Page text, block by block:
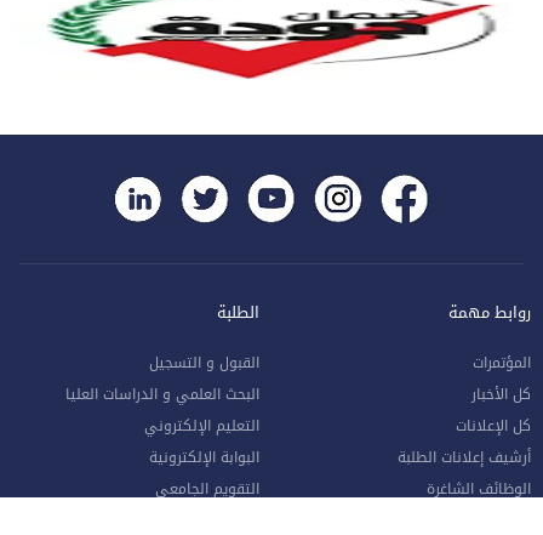
روابط مهمة
المؤتمرات
كل الأخبار
كل الإعلانات
أرشيف إعلانات الطلبة
الوظائف الشاغرة
الطلبة
القبول و التسجيل
البحث العلمي و الدراسات العليا
التعليم الإلكتروني
البوابة الإلكترونية
التقويم الجامعي